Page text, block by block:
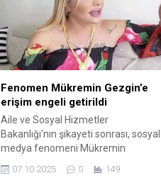
Fenomen Mükremin Gezgin’e
erişim engeli getirildi
Aile ve Sosyal Hizmetler
Bakanlığı'nın şikayeti sonrası, sosyal
medya fenomeni Mükremin
Türkiye'den erişim engeli getirildi.
07.10.2025 0 149